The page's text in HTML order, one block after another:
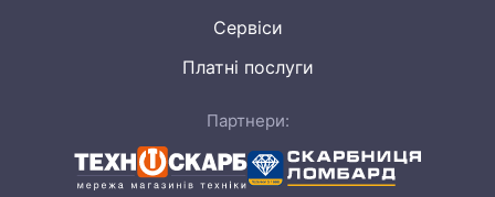
Сервіси
Платні послуги
Партнери: